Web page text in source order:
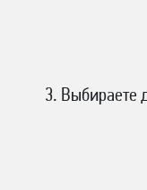
Выбираете